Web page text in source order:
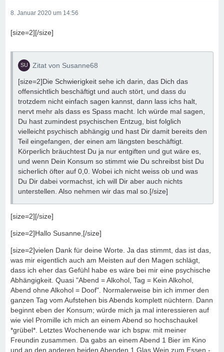
8. Januar 2020 um 14:56
[size=2][/size]
Zitat von Susanne68
[size=2]Die Schwierigkeit sehe ich darin, das Dich das
offensichtlich beschäftigt und auch stört, und dass du
trotzdem nicht einfach sagen kannst, dann lass ichs halt,
nervt mehr als dass es Spass macht. Ich würde mal sagen,
Du hast zumindest psychischen Entzug, bist folglich
vielleicht psychisch abhängig und hast Dir damit bereits den
Teil eingefangen, der einen am längsten beschäftigt.
Körperlich bräuchtest Du ja nur entgiften und gut wäre es,
und wenn Dein Konsum so stimmt wie Du schreibst bist Du
sicherlich öfter auf 0,0. Wobei ich nicht weiss ob und was
Du Dir dabei vormachst, ich will Dir aber auch nichts
unterstellen. Also nehmen wir das mal so.[/size]
[size=2][/size]
[size=2]Hallo Susanne,[/size]
[size=2]vielen Dank für deine Worte. Ja das stimmt, das ist das,
was mir eigentlich auch am Meisten auf den Magen schlägt,
dass ich eher das Gefühl habe es wäre bei mir eine psychische
Abhängigkeit. Quasi "Abend = Alkohol, Tag = Kein Alkohol,
Abend ohne Alkohol = Doof". Normalerweise bin ich immer den
ganzen Tag vom Aufstehen bis Abends komplett nüchtern. Dann
beginnt eben der Konsum; würde mich ja mal interessieren auf
wie viel Promille ich mich an einem Abend so hochschaukel
*grübel*. Letztes Wochenende war ich bspw. mit meiner
Freundin zusammen. Da gabs an einem Abend 1 Bier im Kino
und an den anderen beiden Abenden 1 Glas Wein zum Essen -